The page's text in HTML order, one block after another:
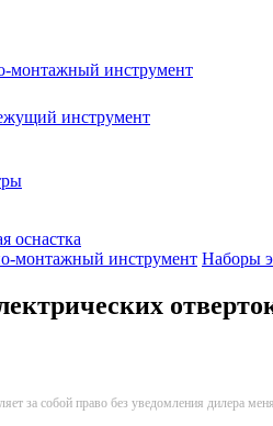
монтажный инструмент
инструмент
оснастка
монтажный инструмент Наборы
за собой право без уведомления дилера